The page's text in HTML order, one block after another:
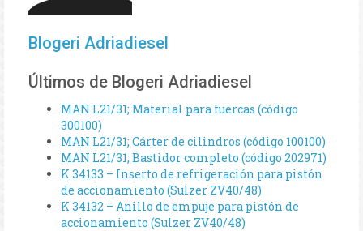
Blogeri Adriadiesel
Últimos de Blogeri Adriadiesel
MAN L21/31; Material para tuercas (código
300100)
MAN L21/31; Cárter de cilindros (código 100100)
MAN L21/31; Bastidor completo (código 202971)
K 34133 – Inserto de refrigeración para pistón
de accionamiento (Sulzer ZV40/48)
K 34132 – Anillo de empuje para pistón de
accionamiento (Sulzer ZV40/48)